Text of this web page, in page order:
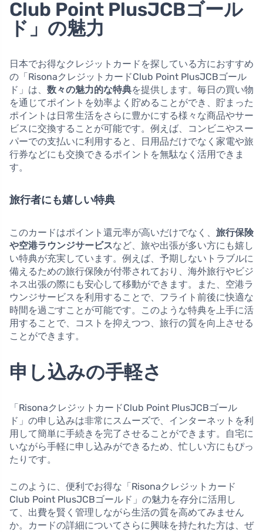
Club Point PlusJCBゴール
ド」の魅力
日本でお得なクレジットカードを探している方におすすめ
の「RisonaクレジットカードClub Point PlusJCBゴール
ド」は、 数々の魅力的な特典を提供します。毎日の買い物
を通じてポイントを効率よく貯めることができ、貯まった
ポイントは日常生活をさらに豊かにする様々な商品やサー
ビスに交換することが可能です。例えば、コンビニやスー
パーでの支払いに利用すると、日用品だけでなく家電や旅
行券などにも交換できるポイントを無駄なく活用できま
す。
旅行者にも嬉しい特典
このカードはポイント還元率が高いだけでなく、 旅行保険
や空港ラウンジサービスなど、旅や出張が多い方にも嬉し
い特典が充実しています。例えば、予期しないトラブルに
備えるための旅行保険が付帯されており、海外旅行やビジ
ネス出張の際にも安心して移動ができます。また、空港ラ
ウンジサービスを利用することで、フライト前後に快適な
時間を過ごすことが可能です。このような特典を上手に活
用することで、コストを抑えつつ、旅行の質を向上させる
ことができます。
申し込みの手軽さ
「RisonaクレジットカードClub Point PlusJCBゴール
ド」の申し込みは非常にスムーズで、インターネットを利
用して簡単に手続きを完了させることができます。自宅に
いながら手軽に申し込みができるため、忙しい方にもぴっ
たりです。
このように、便利でお得な「Risonaクレジットカード
Club Point PlusJCBゴールド」の魅力を存分に活用し
て、出費を賢く管理しながら生活の質を高めてみません
か。カードの詳細についてさらに興味を持たれた方は、ぜ